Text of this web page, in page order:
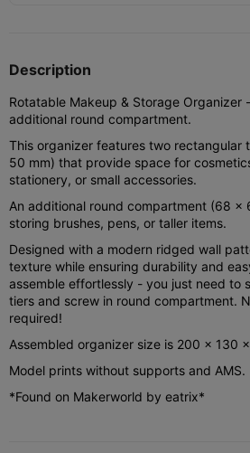
Description
Rotatable Makeup & Storage Organizer
additional round compartment.
This organizer features two rectangular
50 mm) that provide space for
stationery, or small accessories.
An additional round compartment (68 ×
storing brushes, pens, or taller items.
Designed with a modern ridged wall
texture while ensuring durability and
assemble effortlessly - you just need to
tiers and screw in round compartment.
required!
Assembled organizer size is 200 x 130
Model prints without supports and AMS.
*Found on Makerworld by eatrix*